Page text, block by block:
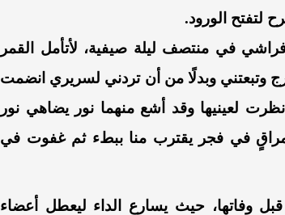
لتفتح الورود.
في منتصف ليلة صيفية، لأتأمل القمر
وتبعتني وبدلًا من أن تردني لسريري انضمت
لعينيها وقد أشع منهما نور يضاهي نور
مراقٍ في فجر يقترب منا ببطء ثم غفوت في
وفاتها، حيث يسارع الداء ليعطل أعضاء